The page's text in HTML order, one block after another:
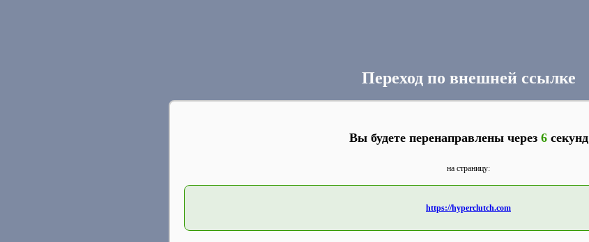
Переход по внешней ссылке
Вы будете перенаправлены через 6секунд
на страницу:
https://hyperclutch.com